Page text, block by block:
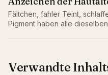
Fältchen, fahler Teint,
Pigment haben alle
Verwandte